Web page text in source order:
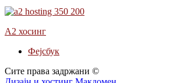
А2 хосинг
Фејсбук
Сите права задржани ©